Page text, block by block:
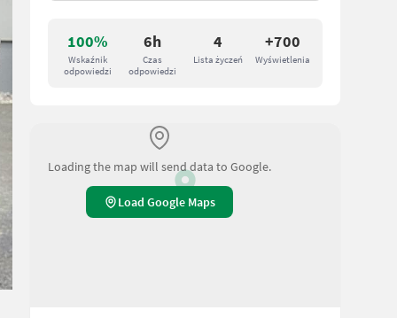
100%
Wskaźnik
odpowiedzi
6h
Czas
odpowiedzi
4
Lista życzeń
+700
Wyświetlenia
Loading the map will send data to Google.
Load Google Maps